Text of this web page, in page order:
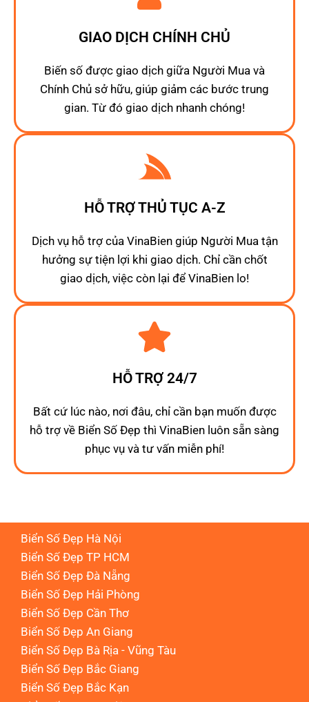
GIAO DỊCH CHÍNH CHỦ
Biến số được giao dịch giữa Người Mua và
Chính Chủ sở hữu, giúp giảm các bước trung
gian. Từ đó giao dịch nhanh chóng!
HỖ TRỢ THỦ TỤC A-Z
Dịch vụ hỗ trợ của VinaBien giúp Người Mua tận
hưởng sự tiện lợi khi giao dịch. Chỉ cần chốt
giao dịch, việc còn lại để VinaBien lo!
HỖ TRỢ 24/7
Bất cứ lúc nào, nơi đâu, chỉ cần bạn muốn được
hỗ trợ về Biển Số Đẹp thì VinaBien luôn sẵn sàng
phục vụ và tư vấn miễn phí!
Biển Số Đẹp Hà Nội
Biển Số Đẹp TP HCM
Biển Số Đẹp Đà Nẵng
Biển Số Đẹp Hải Phòng
Biển Số Đẹp Cần Thơ
Biển Số Đẹp An Giang
Biển Số Đẹp Bà Rịa - Vũng Tàu
Biển Số Đẹp Bắc Giang
Biển Số Đẹp Bắc Kạn